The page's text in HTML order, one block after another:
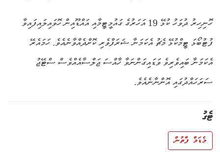
ހޮނިހިރު ދުވަހު ކުޅޭ 19 އަހަރުގެ ގައުމީޓީމާއި އައްޑޫއިން ހޮވައިލައިފައިވާ
ފުޓުބޯޅަ ޓީމްކުޅޭ މެޗު އެކަމަނާ ޝަރަފްވެރި ކޮށްދެއްވާނެއެވެ. ހަމައެރޭ
އެކަމަނާ ބައިވެރިވެ ވަޑައިގަންނަވާ ޚާއްސަ ޖަލްސާއެއްވެސް ސްޓޭޖު
ސަރަހައްދުގައި އޮންނާނެއެވެ.
ޓެގު
މެޑަމް ފާތުން